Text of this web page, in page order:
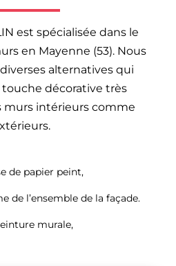
est spécialisée dans le
en Mayenne (53). Nous
alternatives qui
décorative très
murs intérieurs comme
de papier peint,
de l’ensemble de la façade.
murale,